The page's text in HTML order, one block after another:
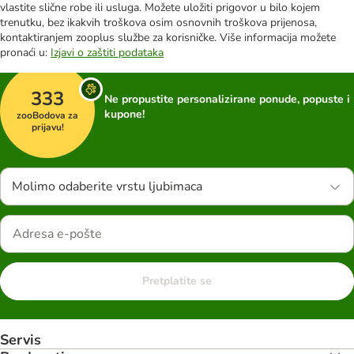
vlastite slične robe ili usluga. Možete uložiti prigovor u bilo kojem
trenutku, bez ikakvih troškova osim osnovnih troškova prijenosa,
kontaktiranjem zooplus službe za korisničke. Više informacija možete
pronaći u: Izjavi o zaštiti podataka
333
zooBodova za
prijavu!
Ne propustite personalizirane ponude, popuste i
kupone!
Molimo odaberite vrstu ljubimaca
Pretplatite se
Servis